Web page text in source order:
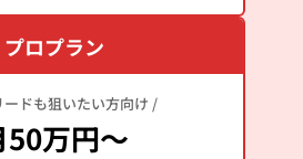
プロプラン
ドも狙いたい方向け /
50万円～